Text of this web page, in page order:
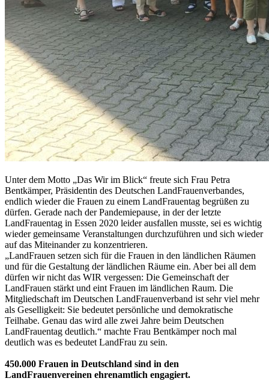
Unter dem Motto „Das Wir im Blick“ freute sich Frau Petra
Bentkämper, Präsidentin des Deutschen LandFrauenverbandes,
endlich wieder die Frauen zu einem LandFrauentag begrüßen zu
dürfen. Gerade nach der Pandemiepause, in der der letzte
LandFrauentag in Essen 2020 leider ausfallen musste, sei es wichtig
wieder gemeinsame Veranstaltungen durchzuführen und sich wieder
auf das Miteinander zu konzentrieren.
„LandFrauen setzen sich für die Frauen in den ländlichen Räumen
und für die Gestaltung der ländlichen Räume ein. Aber bei all dem
dürfen wir nicht das WIR vergessen: Die Gemeinschaft der
LandFrauen stärkt und eint Frauen im ländlichen Raum. Die
Mitgliedschaft im Deutschen LandFrauenverband ist sehr viel mehr
als Geselligkeit: Sie bedeutet persönliche und demokratische
Teilhabe. Genau das wird alle zwei Jahre beim Deutschen
LandFrauentag deutlich.“ machte Frau Bentkämper noch mal
deutlich was es bedeutet LandFrau zu sein.
450.000 Frauen in Deutschland sind in den
LandFrauenvereinen ehrenamtlich engagiert.